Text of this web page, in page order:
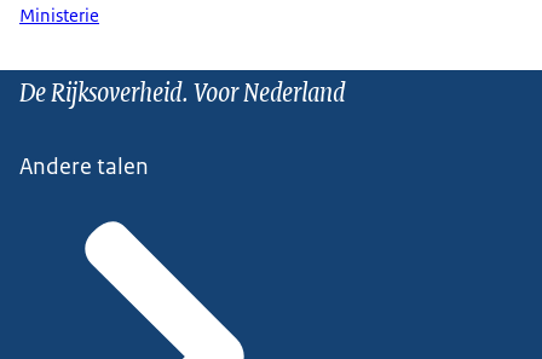
Ministerie
De Rijksoverheid. Voor Nederland
Andere talen